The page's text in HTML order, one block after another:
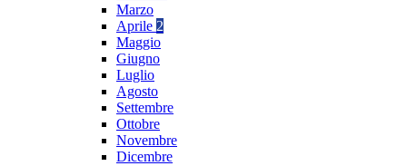
Marzo
Aprile 2
Maggio
Giugno
Luglio
Agosto
Settembre
Ottobre
Novembre
Dicembre